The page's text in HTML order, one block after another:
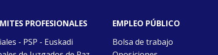
PROFESIONALES
- PSP - Euskadi
EMPLEO PÚBLICO
Bolsa de trabajo